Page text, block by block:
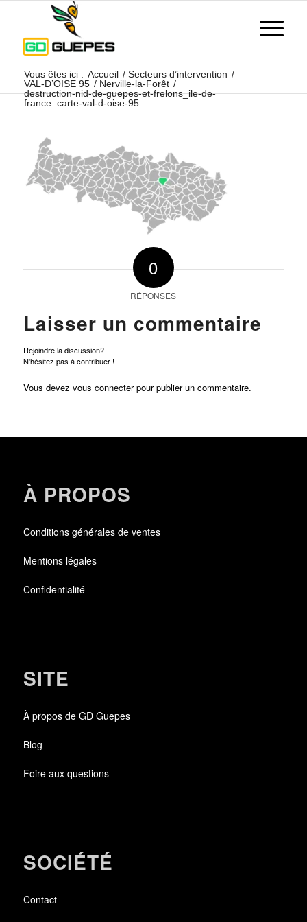
Vous êtes ici : Accueil / Secteurs d’intervention /
VAL-D’OISE 95 / Nerville-la-Forêt /
destruction-nid-de-guepes-et-frelons_ile-de-
france_carte-val-d-oise-95...
0
RÉPONSES
Laisser un commentaire
Rejoindre la discussion?
N’hésitez pas à contribuer !
Vous devez vous connecterpour publier un commentaire.
À PROPOS
Conditions générales de ventes
Mentions légales
Confidentialité
SITE
À propos de GD Guepes
Blog
Foire aux questions
SOCIÉTÉ
Contact